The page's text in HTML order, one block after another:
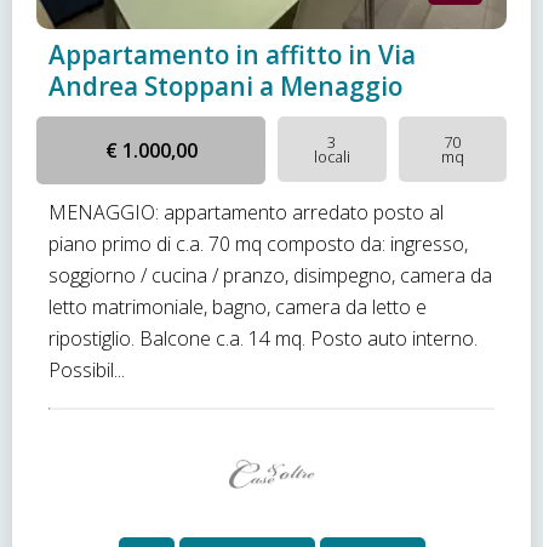
Appartamento in affitto in Via
Andrea Stoppani a Menaggio
€ 1.000,00 3
locali
70
mq
MENAGGIO: appartamento arredato posto al
piano primo di c.a. 70 mq composto da: ingresso,
soggiorno / cucina / pranzo, disimpegno, camera da
letto matrimoniale, bagno, camera da letto e
ripostiglio. Balcone c.a. 14 mq. Posto auto interno.
Possibil...